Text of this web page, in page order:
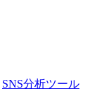
SNS分析ツール